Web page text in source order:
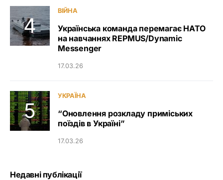
ВІЙНА
Українська команда перемагає НАТО
на навчаннях REPMUS/Dynamic
Messenger
17.03.26
УКРАЇНА
“Оновлення розкладу приміських
поїздів в Україні”
17.03.26
Недавні публікації